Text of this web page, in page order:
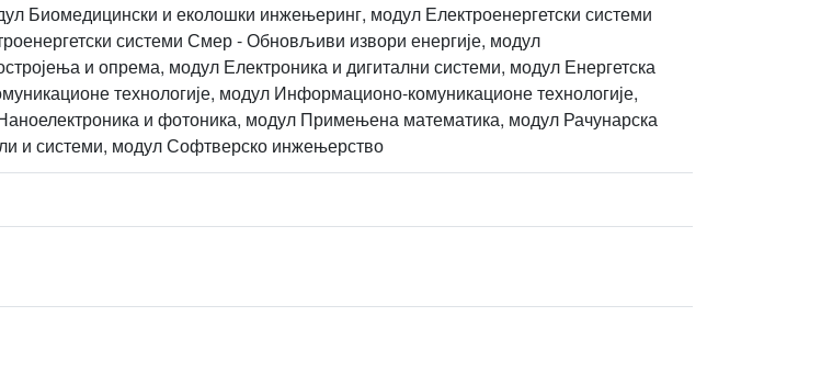
Биомедицински и еколошки инжењеринг, модул Електроенергетски системи
системи Смер - Обновљиви извори енергије, модул
и опрема, модул Електроника и дигитални системи, модул Енергетска
технологије, модул Информационо-комуникационе технологије,
и фотоника, модул Примењена математика, модул Рачунарска
и системи, модул Софтверско инжењерство